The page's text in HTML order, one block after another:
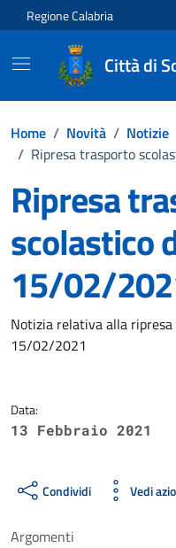
Vai ai contenuti
Vai al footer
Regione Calabria
Città di
Home / Novità / Notizie
/ Ripresa trasporto
Ripresa
scolastico
15/02/
Dettagli
Notizia relativa alla
15/02/2021
Data:
13 Febbraio 2021
Condividi Vedi
Argomenti